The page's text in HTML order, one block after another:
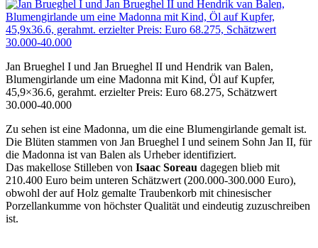
Jan Brueghel I und Jan Brueghel II und Hendrik van Balen,
Blumengirlande um eine Madonna mit Kind, Öl auf Kupfer,
45,9×36.6, gerahmt. erzielter Preis: Euro 68.275, Schätzwert
30.000-40.000
Zu sehen ist eine Madonna, um die eine Blumengirlande gemalt ist.
Die Blüten stammen von Jan Brueghel I und seinem Sohn Jan II, für
die Madonna ist van Balen als Urheber identifiziert.
Das makellose Stilleben von Isaac Soreau dagegen blieb mit
210.400 Euro beim unteren Schätzwert (200.000-300.000 Euro),
obwohl der auf Holz gemalte Traubenkorb mit chinesischer
Porzellankumme von höchster Qualität und eindeutig zuzuschreiben
ist.